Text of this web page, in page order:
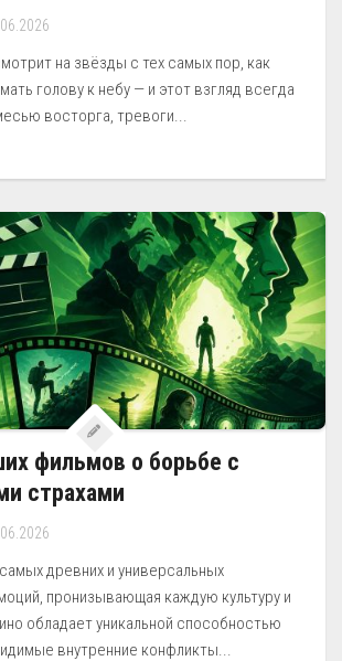
на звёзды с тех самых пор, как
голову к небу — и этот взгляд всегда
восторга, тревоги...
фильмов о борьбе с
страхами
древних и универсальных
пронизывающая каждую культуру и
обладает уникальной способностью
внутренние конфликты...